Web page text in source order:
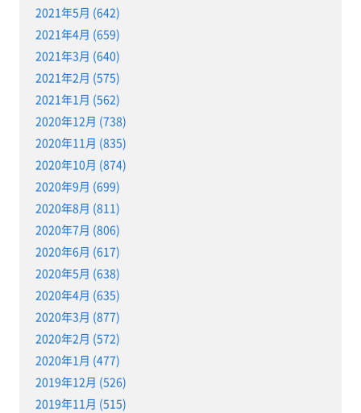
2021年5月 (642)
2021年4月 (659)
2021年3月 (640)
2021年2月 (575)
2021年1月 (562)
2020年12月 (738)
2020年11月 (835)
2020年10月 (874)
2020年9月 (699)
2020年8月 (811)
2020年7月 (806)
2020年6月 (617)
2020年5月 (638)
2020年4月 (635)
2020年3月 (877)
2020年2月 (572)
2020年1月 (477)
2019年12月 (526)
2019年11月 (515)